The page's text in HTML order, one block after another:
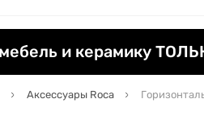
и керамику
Аксессуары Roca